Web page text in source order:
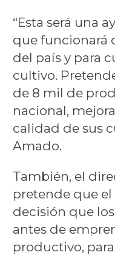
“Esta será una
que funcionará
del país y para
cultivo.
de 8 mil de
nacional,
calidad de sus
Amado.
También, el
pretende que el
decisión que
antes de
productivo,